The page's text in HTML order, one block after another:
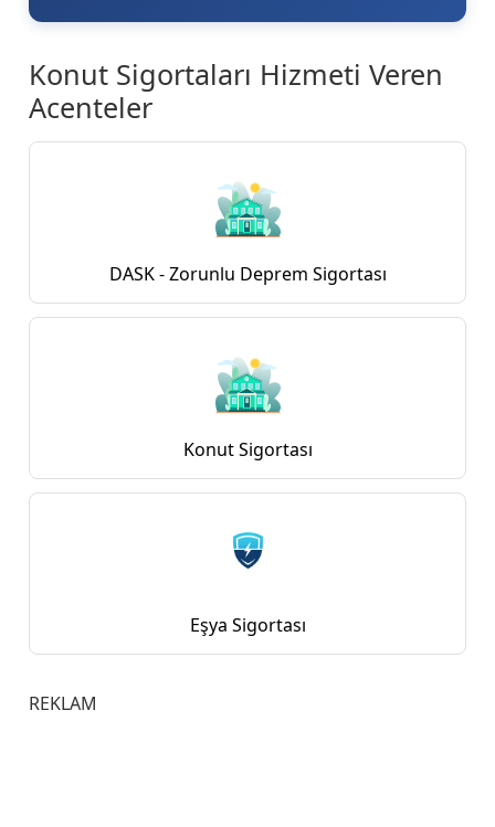
Konut Sigortaları Hizmeti Veren
Acenteler
DASK - Zorunlu Deprem Sigortası
Konut Sigortası
Eşya Sigortası
REKLAM